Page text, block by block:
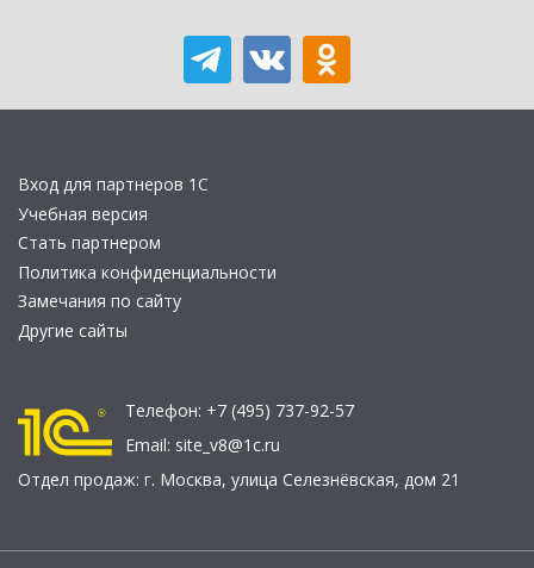
Вход для партнеров 1С
Учебная версия
Стать партнером
Политика конфиденциальности
Замечания по сайту
Другие сайты
Телефон: +7 (495) 737-92-57
Email: site_v8@1c.ru
Отдел продаж: г. Москва, улица Селезнёвская, дом 21